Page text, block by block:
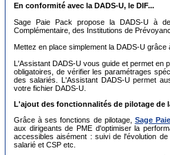
En conformité avec la DADS-U, le DIF...
Sage Paie Pack propose la DADS-U à
Complémentaire, des Institutions de
Mettez en place simplement la DADS-U grâce
L'Assistant DADS-U vous guide et permet en
obligatoires, de vérifier les paramétrages
des salariés. L'Assistant DADS-U permet
votre fichier DADS-U.
L'ajout des fonctionnalités de pilotage de
Grâce à ses fonctions de pilotage, Sage
aux dirigeants de PME d'optimiser la
accessibles aisément : suivi de l'évolution
salarié et CSP etc.